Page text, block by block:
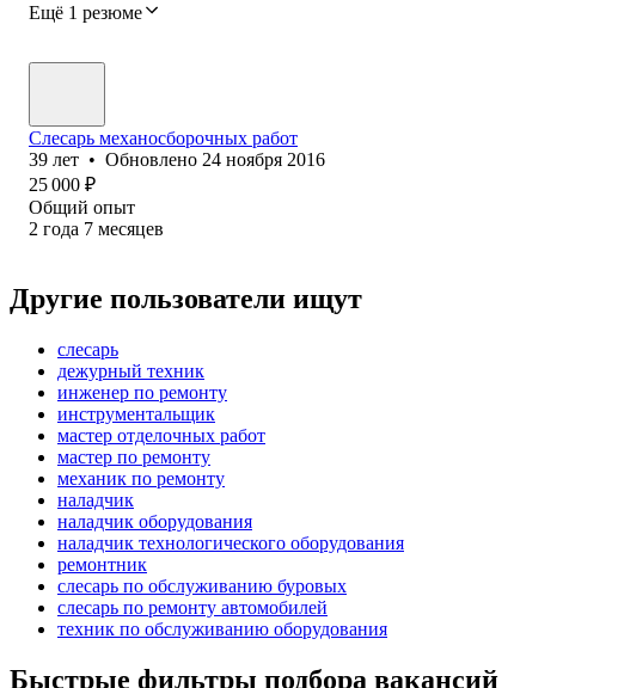
Ещё 1 резюме
Слесарь механосборочных работ
39 лет • Обновлено 24 ноября 2016
25 000 ₽
Общий опыт
2 года 7 месяцев
Другие пользователи ищут
слесарь
дежурный техник
инженер по ремонту
инструментальщик
мастер отделочных работ
мастер по ремонту
механик по ремонту
наладчик
наладчик оборудования
наладчик технологического оборудования
ремонтник
слесарь по обслуживанию буровых
слесарь по ремонту автомобилей
техник по обслуживанию оборудования
Быстрые фильтры подбора вакансий